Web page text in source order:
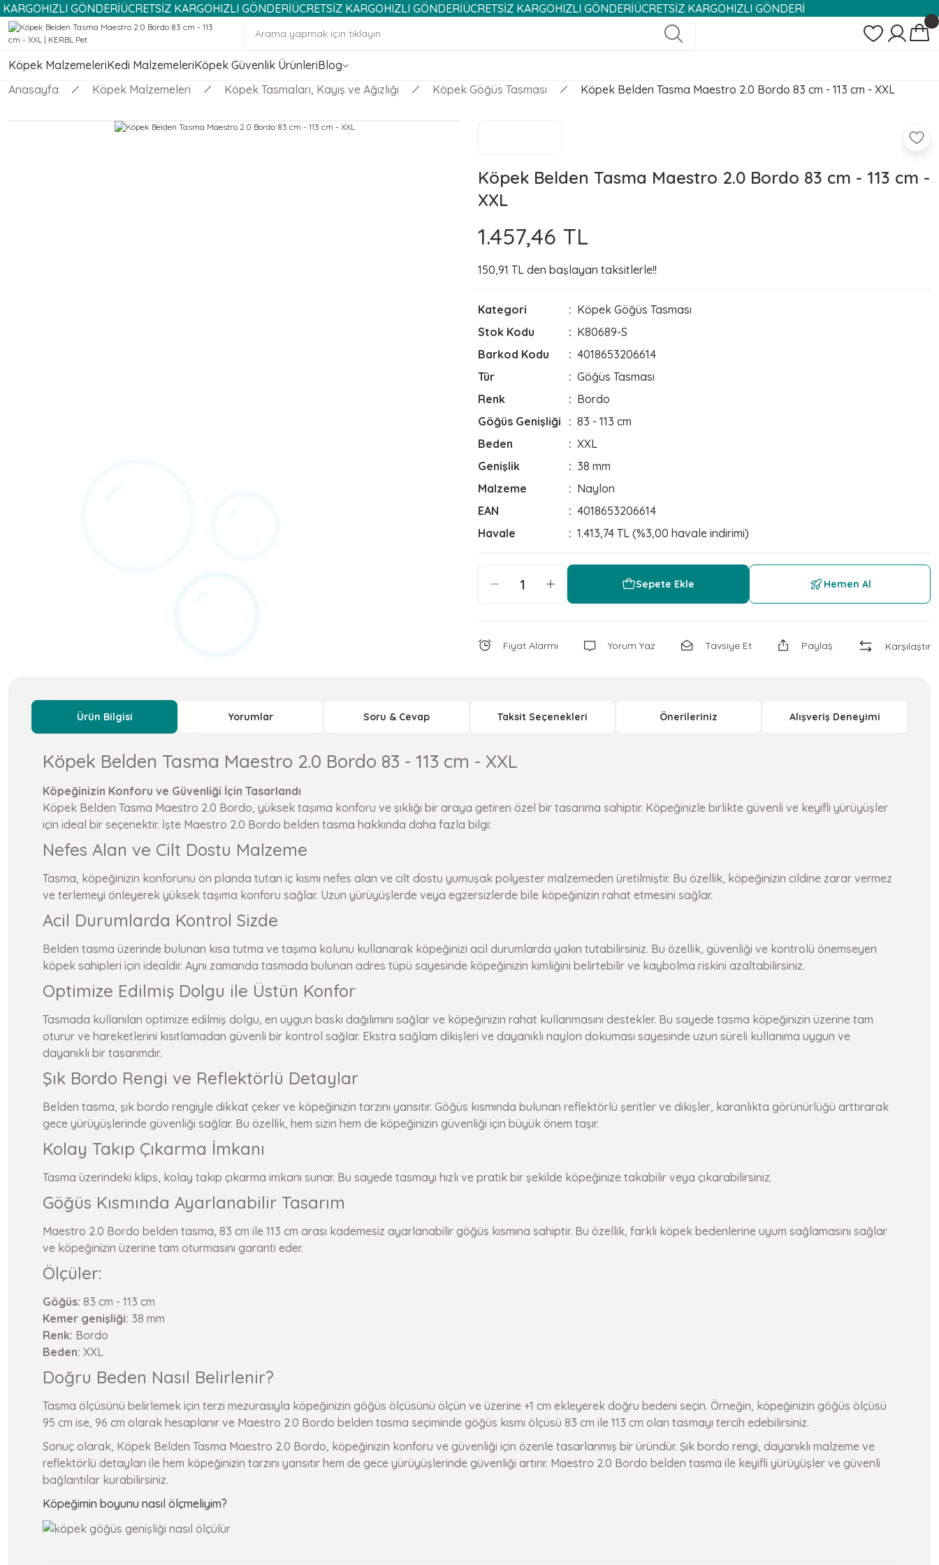
GÖNDERİÜCRETSİZ KARGOHIZLI GÖNDERİÜCRETSİZ KARGOHIZLI GÖNDERİÜCRETSİZ KARGOHIZLI GÖNDERİÜCRETSİZ KARGOHIZLI GÖNDERİ
Köpek MalzemeleriKedi MalzemeleriKöpek Güvenlik ÜrünleriBlog
Anasayfa
Köpek Malzemeleri Köpek Tasmaları, Kayış ve Ağızlığı Köpek Göğüs Tasması Köpek Belden Tasma Maestro 2.0 Bordo 83 cm - 113 cm - XXL
Köpek Belden Tasma Maestro 2.0 Bordo 83 cm - 113 cm -
XXL
1.457,46 TL
150,91 TL den başlayan taksitlerle!!
Kategori
Köpek Göğüs Tasması
Stok Kodu
K80689-S
Barkod Kodu
4018653206614
Tür
Göğüs Tasması
Renk
Bordo
Göğüs Genişliği
83 - 113 cm
Beden
XXL
Genişlik
38 mm
Malzeme
Naylon
EAN
4018653206614
Havale
1.413,74 TL (%3,00 havale indirimi)
Sepete Ekle Hemen Al
Fiyat Alarmı Yorum Yaz Tavsiye Et Paylaş Karşılaştır
Ürün Bilgisi Yorumlar Soru & Cevap Taksit Seçenekleri Önerileriniz Alışveriş Deneyimi
Köpek Belden Tasma Maestro 2.0 Bordo 83 - 113 cm - XXL
Köpeğinizin Konforu ve Güvenliği İçin Tasarlandı
Köpek Belden Tasma Maestro 2.0 Bordo, yüksek taşıma konforu ve şıklığı bir araya getiren özel bir tasarıma sahiptir. Köpeğinizle birlikte güvenli ve keyifli yürüyüşler
için ideal bir seçenektir. İşte Maestro 2.0 Bordo belden tasma hakkında daha fazla bilgi:
Nefes Alan ve Cilt Dostu Malzeme
Tasma, köpeğinizin konforunu ön planda tutan iç kısmı nefes alan ve cilt dostu yumuşak polyester malzemeden üretilmiştir. Bu özellik, köpeğinizin cildine zarar vermez
ve terlemeyi önleyerek yüksek taşıma konforu sağlar. Uzun yürüyüşlerde veya egzersizlerde bile köpeğinizin rahat etmesini sağlar.
Acil Durumlarda Kontrol Sizde
Belden tasma üzerinde bulunan kısa tutma ve taşıma kolunu kullanarak köpeğinizi acil durumlarda yakın tutabilirsiniz. Bu özellik, güvenliği ve kontrolü önemseyen
köpek sahipleri için idealdir. Aynı zamanda tasmada bulunan adres tüpü sayesinde köpeğinizin kimliğini belirtebilir ve kaybolma riskini azaltabilirsiniz.
Optimize Edilmiş Dolgu ile Üstün Konfor
Tasmada kullanılan optimize edilmiş dolgu, en uygun baskı dağılımını sağlar ve köpeğinizin rahat kullanmasını destekler. Bu sayede tasma köpeğinizin üzerine tam
oturur ve hareketlerini kısıtlamadan güvenli bir kontrol sağlar. Ekstra sağlam dikişleri ve dayanıklı naylon dokuması sayesinde uzun süreli kullanıma uygun ve
dayanıklı bir tasarımdır.
Şık Bordo Rengi ve Reflektörlü Detaylar
Belden tasma, şık bordo rengiyle dikkat çeker ve köpeğinizin tarzını yansıtır. Göğüs kısmında bulunan reflektörlü şeritler ve dikişler, karanlıkta görünürlüğü arttırarak
gece yürüyüşlerinde güvenliği sağlar. Bu özellik, hem sizin hem de köpeğinizin güvenliği için büyük önem taşır.
Kolay Takıp Çıkarma İmkanı
Tasma üzerindeki klips, kolay takıp çıkarma imkanı sunar. Bu sayede tasmayı hızlı ve pratik bir şekilde köpeğinize takabilir veya çıkarabilirsiniz.
Göğüs Kısmında Ayarlanabilir Tasarım
Maestro 2.0 Bordo belden tasma, 83 cm ile 113 cm arası kademesiz ayarlanabilir göğüs kısmına sahiptir. Bu özellik, farklı köpek bedenlerine uyum sağlamasını sağlar
ve köpeğinizin üzerine tam oturmasını garanti eder.
Ölçüler:
Göğüs: 83 cm - 113 cm
Kemer genişliği: 38 mm
Renk: Bordo
Beden: XXL
Doğru Beden Nasıl Belirlenir?
Tasma ölçüsünü belirlemek için terzi mezurasıyla köpeğinizin göğüs ölçüsünü ölçün ve üzerine +1 cm ekleyerek doğru bedeni seçin. Örneğin, köpeğinizin göğüs ölçüsü
95 cm ise, 96 cm olarak hesaplanır ve Maestro 2.0 Bordo belden tasma seçiminde göğüs kısmı ölçüsü 83 cm ile 113 cm olan tasmayı tercih edebilirsiniz.
Sonuç olarak, Köpek Belden Tasma Maestro 2.0 Bordo, köpeğinizin konforu ve güvenliği için özenle tasarlanmış bir üründür. Şık bordo rengi, dayanıklı malzeme ve
reflektörlü detayları ile hem köpeğinizin tarzını yansıtır hem de gece yürüyüşlerinde güvenliği artırır. Maestro 2.0 Bordo belden tasma ile keyifli yürüyüşler ve güvenli
bağlantılar kurabilirsiniz.
Köpeğimin boyunu nasıl ölçmeliyim?